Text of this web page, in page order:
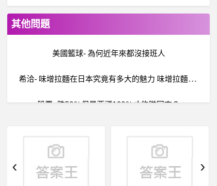
其他問題
美國籃球- 為何近年來都沒接班人
希
洽- 味增拉麵在日本究竟有多大的魅力 味增拉麵在日本究竟有多大的魅力
股票- 跌50％但是要漲100％才能賺回來？
計
算數學 Problem Solving- 紅白彩帶 (APCS201902)
股票- 所以電子低基期 我OK你先買?
‹ ›